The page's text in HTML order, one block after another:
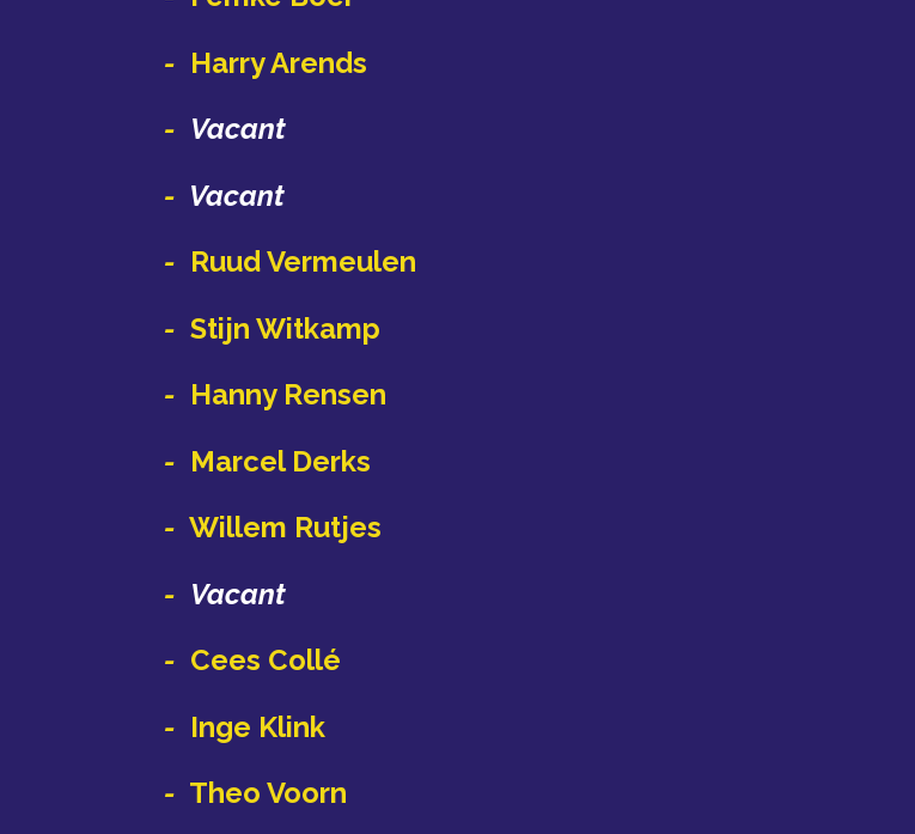
- Harry Arends
- Vacant
- Vacant
- Ruud Vermeulen
- Stijn Witkamp
- Hanny Rensen
- Marcel Derks
- Willem Rutjes
- Vacant
- Cees Collé
- Inge Klink
- Theo Voorn